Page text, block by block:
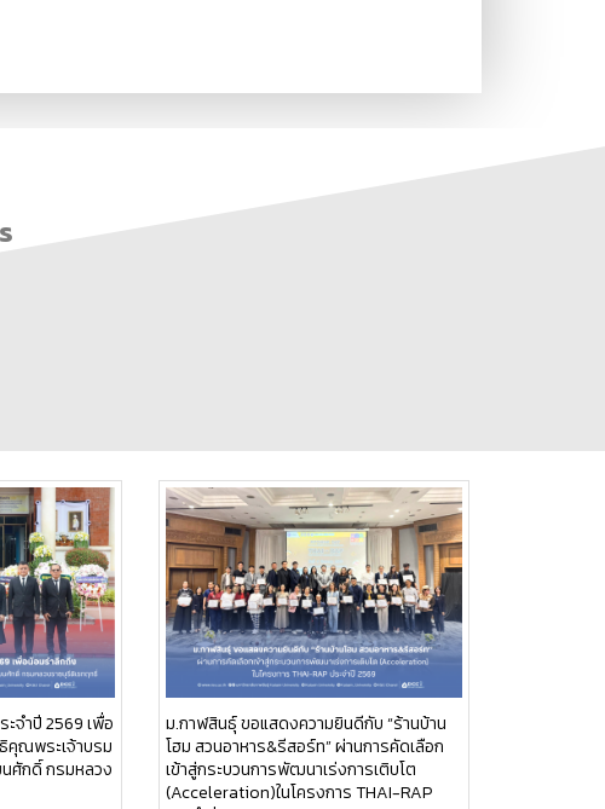
จำปี 2569 เพื่อ
คุณพระเจ้าบรม
ศักดิ์ กรมหลวง
ม.กาฬสินธุ์ ขอแสดงความยินดีกับ “ร้านบ้าน
โฮม สวนอาหาร&รีสอร์ท” ผ่านการคัดเลือก
เข้าสู่กระบวนการพัฒนาเร่งการเติบโต
(Acceleration)ในโครงการ THAI-RAP